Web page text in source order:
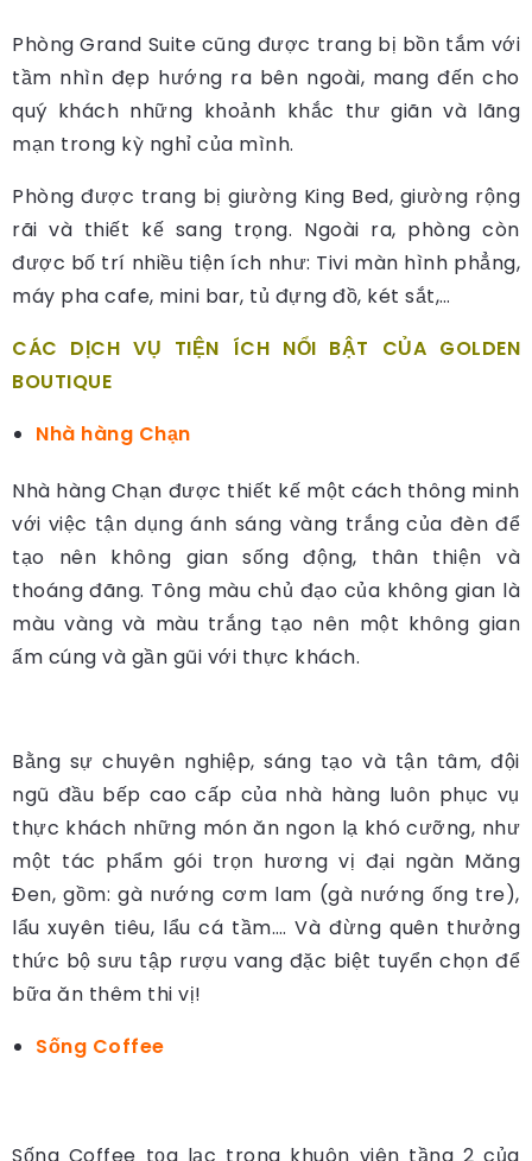
Phòng Grand Suite cũng được trang bị bồn tắm với
tầm nhìn đẹp hướng ra bên ngoài, mang đến cho
quý khách những khoảnh khắc thư giãn và lãng
mạn trong kỳ nghỉ của mình.
Phòng được trang bị giường King Bed, giường rộng
rãi và thiết kế sang trọng. Ngoài ra, phòng còn
được bố trí nhiều tiện ích như: Tivi màn hình phẳng,
máy pha cafe, mini bar, tủ đựng đồ, két sắt,…
CÁC DỊCH VỤ TIỆN ÍCH NỔI BẬT CỦA GOLDEN
BOUTIQUE
Nhà hàng Chạn
Nhà hàng Chạn được thiết kế một cách thông minh
với việc tận dụng ánh sáng vàng trắng của đèn để
tạo nên không gian sống động, thân thiện và
thoáng đãng. Tông màu chủ đạo của không gian là
màu vàng và màu trắng tạo nên một không gian
ấm cúng và gần gũi với thực khách.
Bằng sự chuyên nghiệp, sáng tạo và tận tâm, đội
ngũ đầu bếp cao cấp của nhà hàng luôn phục vụ
thực khách những món ăn ngon lạ khó cưỡng, như
một tác phẩm gói trọn hương vị đại ngàn Măng
Đen, gồm: gà nướng cơm lam (gà nướng ống tre),
lẩu xuyên tiêu, lẩu cá tầm…. Và đừng quên thưởng
thức bộ sưu tập rượu vang đặc biệt tuyển chọn để
bữa ăn thêm thi vị!
Sống Coffee
Sống Coffee tọa lạc trong khuôn viên tầng 2 của